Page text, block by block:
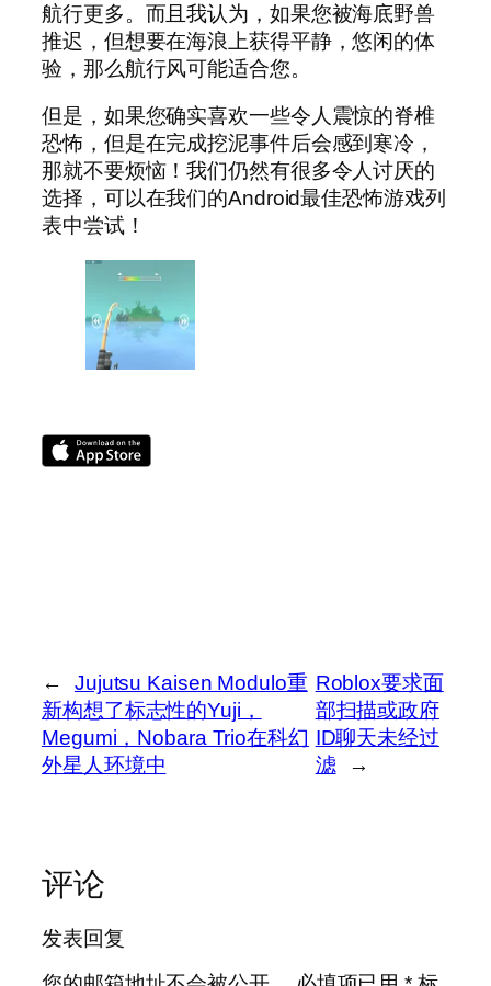
航行更多。而且我认为，如果您被海底野兽
推迟，但想要在海浪上获得平静，悠闲的体
验，那么航行风可能适合您。
但是，如果您确实喜欢一些令人震惊的脊椎
恐怖，但是在完成挖泥事件后会感到寒冷，
那就不要烦恼！我们仍然有很多令人讨厌的
选择，可以在我们的Android最佳恐怖游戏列
表中尝试！
←
Jujutsu Kaisen Modulo重
新构想了标志性的Yuji，
Megumi，Nobara Trio在科幻
外星人环境中
Roblox要求面
部扫描或政府
ID聊天未经过
滤
→
评论
发表回复